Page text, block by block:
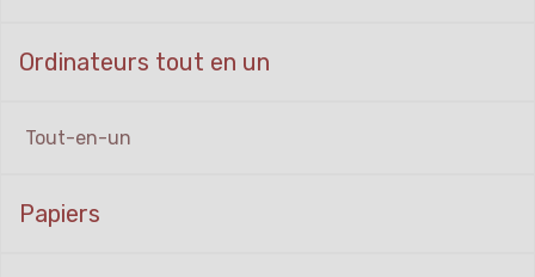
Ordinateurs tout en un
Tout-en-un
Papiers